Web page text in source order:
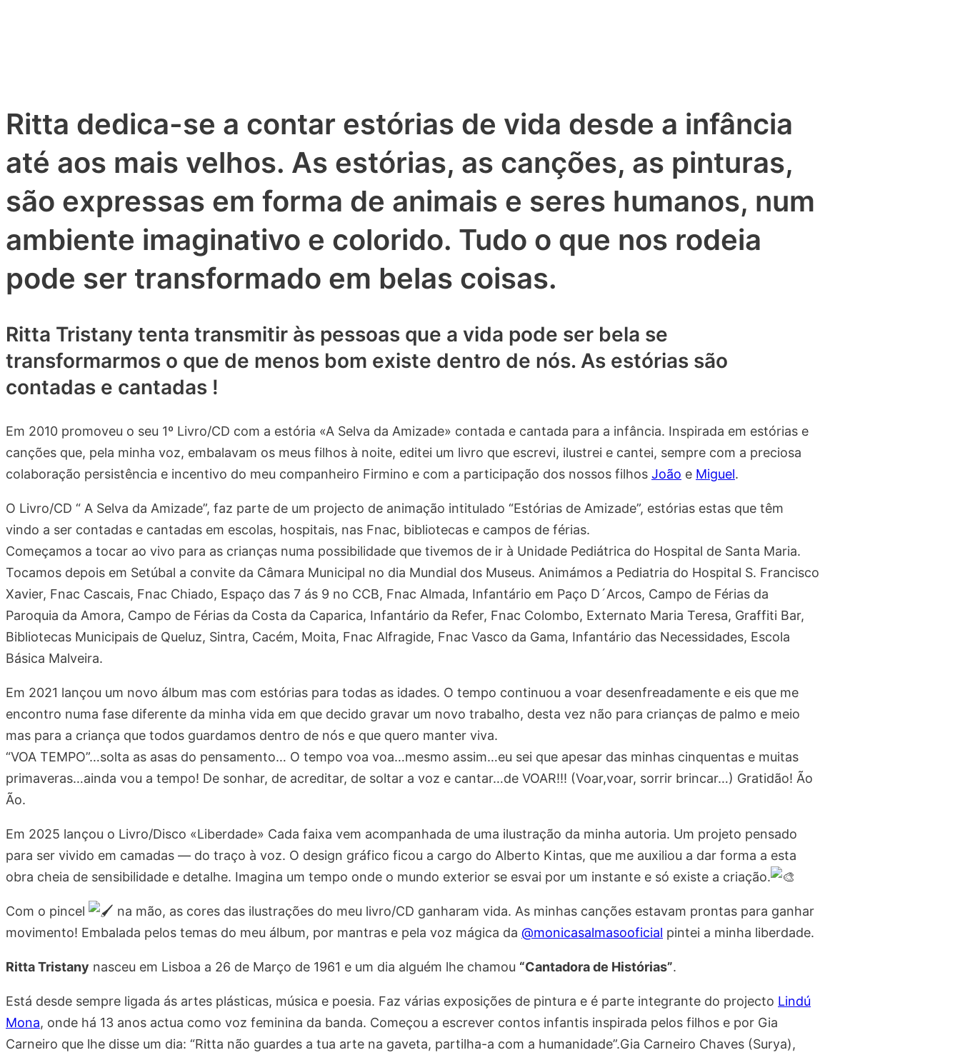
Ritta dedica-se a contar estórias de vida desde a infância
até aos mais velhos. As estórias, as canções, as pinturas,
são expressas em forma de animais e seres humanos, num
ambiente imaginativo e colorido. Tudo o que nos rodeia
pode ser transformado em belas coisas.
Ritta Tristany tenta transmitir às pessoas que a vida pode ser bela se
transformarmos o que de menos bom existe dentro de nós. As estórias são
contadas e cantadas !
Em 2010 promoveu o seu 1º Livro/CD com a estória «A Selva da Amizade» contada e cantada para a infância. Inspirada em estórias e
canções que, pela minha voz, embalavam os meus filhos à noite, editei um livro que escrevi, ilustrei e cantei, sempre com a preciosa
colaboração persistência e incentivo do meu companheiro Firmino e com a participação dos nossos filhos João e Miguel.
O Livro/CD “ A Selva da Amizade”, faz parte de um projecto de animação intitulado “Estórias de Amizade”, estórias estas que têm
vindo a ser contadas e cantadas em escolas, hospitais, nas Fnac, bibliotecas e campos de férias.
Começamos a tocar ao vivo para as crianças numa possibilidade que tivemos de ir à Unidade Pediátrica do Hospital de Santa Maria.
Tocamos depois em Setúbal a convite da Câmara Municipal no dia Mundial dos Museus. Animámos a Pediatria do Hospital S. Francisco
Xavier, Fnac Cascais, Fnac Chiado, Espaço das 7 ás 9 no CCB, Fnac Almada, Infantário em Paço D´Arcos, Campo de Férias da
Paroquia da Amora, Campo de Férias da Costa da Caparica, Infantário da Refer, Fnac Colombo, Externato Maria Teresa, Graffiti Bar,
Bibliotecas Municipais de Queluz, Sintra, Cacém, Moita, Fnac Alfragide, Fnac Vasco da Gama, Infantário das Necessidades, Escola
Básica Malveira.
Em 2021 lançou um novo álbum mas com estórias para todas as idades. O tempo continuou a voar desenfreadamente e eis que me
encontro numa fase diferente da minha vida em que decido gravar um novo trabalho, desta vez não para crianças de palmo e meio
mas para a criança que todos guardamos dentro de nós e que quero manter viva.
“VOA TEMPO”…solta as asas do pensamento… O tempo voa voa…mesmo assim…eu sei que apesar das minhas cinquentas e muitas
primaveras…ainda vou a tempo! De sonhar, de acreditar, de soltar a voz e cantar…de VOAR!!! (Voar,voar, sorrir brincar…) Gratidão! Ão
Ão.
Em 2025 lançou o Livro/Disco «Liberdade» Cada faixa vem acompanhada de uma ilustração da minha autoria. Um projeto pensado
para ser vivido em camadas — do traço à voz. O design gráfico ficou a cargo do Alberto Kintas, que me auxiliou a dar forma a esta
obra cheia de sensibilidade e detalhe. Imagina um tempo onde o mundo exterior se esvai por um instante e só existe a criação.
Com o pincel
na mão, as cores das ilustrações do meu livro/CD ganharam vida. As minhas canções estavam prontas para ganhar
movimento! Embalada pelos temas do meu álbum, por mantras e pela voz mágica da @monicasalmasooficial pintei a minha liberdade.
Ritta Tristany nasceu em Lisboa a 26 de Março de 1961 e um dia alguém lhe chamou “Cantadora de Histórias”.
Está desde sempre ligada ás artes plásticas, música e poesia. Faz várias exposições de pintura e é parte integrante do projecto Lindú
Mona, onde há 13 anos actua como voz feminina da banda. Começou a escrever contos infantis inspirada pelos filhos e por Gia
Carneiro que lhe disse um dia: “Ritta não guardes a tua arte na gaveta, partilha-a com a humanidade”.Gia Carneiro Chaves (Surya),